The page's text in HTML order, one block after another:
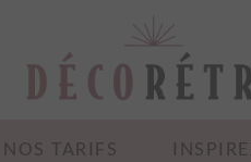
NOS TARIFS